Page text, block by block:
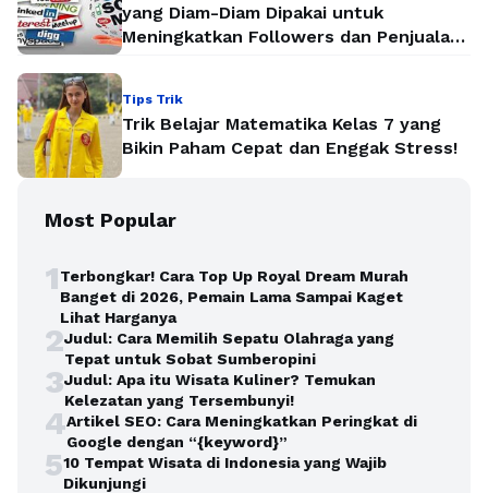
yang Diam-Diam Dipakai untuk
Meningkatkan Followers dan Penjualan
Tips Trik
Trik Belajar Matematika Kelas 7 yang
Bikin Paham Cepat dan Enggak Stress!
Most Popular
1Terbongkar! Cara Top Up Royal Dream Murah
Banget di 2026, Pemain Lama Sampai Kaget
Lihat Harganya
2Judul: Cara Memilih Sepatu Olahraga yang
Tepat untuk Sobat Sumberopini
3Judul: Apa itu Wisata Kuliner? Temukan
Kelezatan yang Tersembunyi!
4Artikel SEO: Cara Meningkatkan Peringkat di
Google dengan “{keyword}”
510 Tempat Wisata di Indonesia yang Wajib
Dikunjungi